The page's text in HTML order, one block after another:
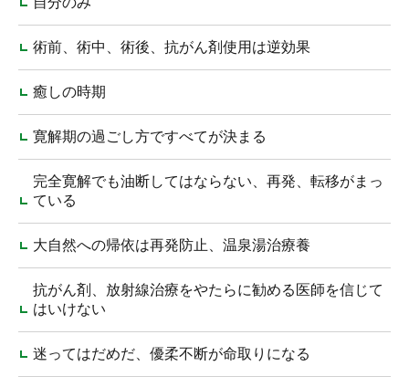
術前、術中、術後、抗がん剤使用は逆効果
癒しの時期
寛解期の過ごし方ですべてが決まる
完全寛解でも油断してはならない、再発、転移がまっ
ている
大自然への帰依は再発防止、温泉湯治療養
抗がん剤、放射線治療をやたらに勧める医師を信じて
はいけない
迷ってはだめだ、優柔不断が命取りになる